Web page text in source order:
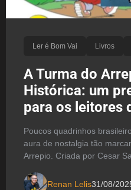
Ler é Bom Vai Livros
A Turma do
Histórica: um
para os leitores
Poucos quadrinhos
aura de nostalgia tão
Arrepio. Criada por Cesar
Renan Lelis31/08/